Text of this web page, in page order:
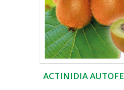
ACTINIDIA